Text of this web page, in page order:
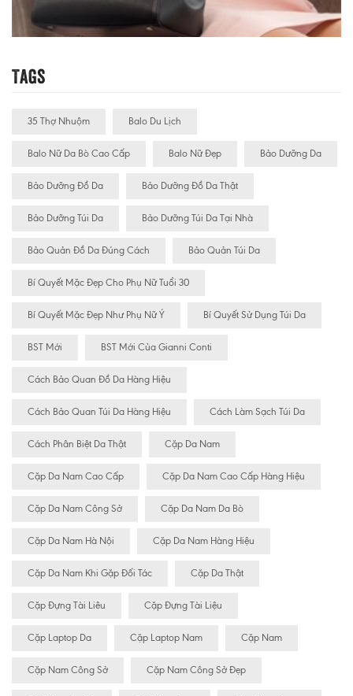
Tags
35 Thợ Nhuộm Balo Du Lịch
Balo Nữ Da Bò Cao Cấp Balo Nữ Đẹp Bảo Dưỡng Da
Bảo Dưỡng Đồ Da Bảo Dưỡng Đồ Da Thật
Bảo Dưỡng Túi Da Bảo Dưỡng Túi Da Tại Nhà
Bảo Quản Đồ Da Đúng Cách Bảo Quản Túi Da
Bí Quyết Mặc Đẹp Cho Phụ Nữ Tuổi 30
Bí Quyết Mặc Đẹp Như Phụ Nữ Ý Bí Quyết Sử Dụng Túi Da
BST Mới BST Mới Của Gianni Conti
Cách Bảo Quan Đồ Da Hàng Hiệu
Cách Bảo Quan Túi Da Hàng Hiệu Cách Làm Sạch Túi Da
Cách Phân Biệt Da Thật Cặp Da Nam
Cặp Da Nam Cao Cấp Cặp Da Nam Cao Cấp Hàng Hiệu
Cặp Da Nam Công Sở Cặp Da Nam Da Bò
Cặp Da Nam Hà Nội Cặp Da Nam Hàng Hiệu
Cặp Da Nam Khi Gặp Đối Tác Cặp Da Thật
Cặp Đựng Tài Liêu Cặp Đựng Tài Liệu
Cặp Laptop Da Cặp Laptop Nam Cặp Nam
Cặp Nam Công Sở Cặp Nam Công Sở Đẹp